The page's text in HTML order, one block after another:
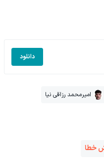
دانلود
امیرمحمد رزاقی نیا
خطا